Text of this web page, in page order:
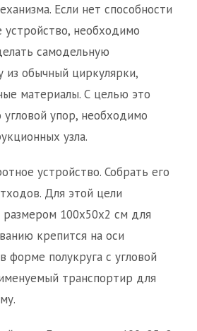
Если нет способности
устройство, необходимо
самодельную
из обычный циркулярки,
материалы. С целью это
упор, необходимо
узла.
устройство. Собрать его
Для этой цели
размером 100х50х2 см для
крепится на оси
форме полукруга с угловой
транспортир для